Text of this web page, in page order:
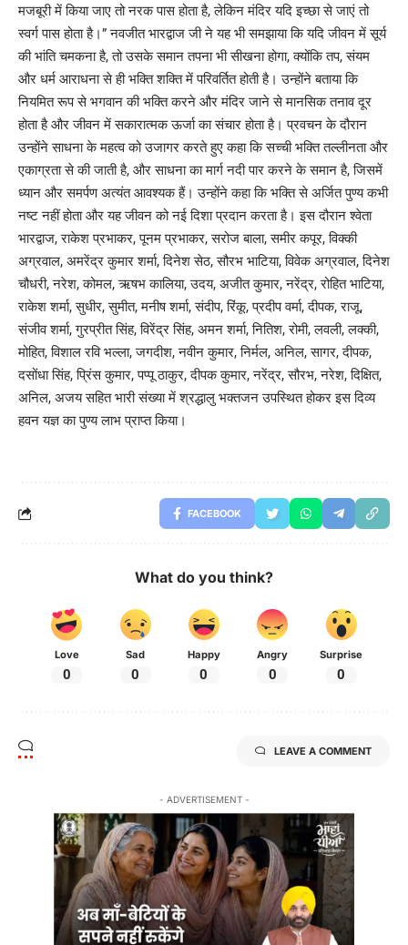
मजबूरी में किया जाए तो नरक पास होता है, लेकिन मंदिर यदि इच्छा से जाएं तो
स्वर्ग पास होता है।” नवजीत भारद्वाज जी ने यह भी समझाया कि यदि जीवन में सूर्य
की भांति चमकना है, तो उसके समान तपना भी सीखना होगा, क्योंकि तप, संयम
और धर्म आराधना से ही भक्ति शक्ति में परिवर्तित होती है। उन्होंने बताया कि
नियमित रूप से भगवान की भक्ति करने और मंदिर जाने से मानसिक तनाव दूर
होता है और जीवन में सकारात्मक ऊर्जा का संचार होता है। प्रवचन के दौरान
उन्होंने साधना के महत्व को उजागर करते हुए कहा कि सच्ची भक्ति तल्लीनता और
एकाग्रता से की जाती है, और साधना का मार्ग नदी पार करने के समान है, जिसमें
ध्यान और समर्पण अत्यंत आवश्यक हैं। उन्होंने कहा कि भक्ति से अर्जित पुण्य कभी
नष्ट नहीं होता और यह जीवन को नई दिशा प्रदान करता है। इस दौरान श्वेता
भारद्वाज, राकेश प्रभाकर, पूनम प्रभाकर, सरोज बाला, समीर कपूर, विक्की
अग्रवाल, अमरेंद्र कुमार शर्मा, दिनेश सेठ, सौरभ भाटिया, विवेक अग्रवाल, दिनेश
चौधरी, नरेश, कोमल, ऋषभ कालिया, उदय, अजीत कुमार, नरेंद्र, रोहित भाटिया,
राकेश शर्मा, सुधीर, सुमीत, मनीष शर्मा, संदीप, रिंकू, प्रदीप वर्मा, दीपक, राजू,
संजीव शर्मा, गुरप्रीत सिंह, विरेंद्र सिंह, अमन शर्मा, नितिश, रोमी, लवली, लक्की,
मोहित, विशाल रवि भल्ला, जगदीश, नवीन कुमार, निर्मल, अनिल, सागर, दीपक,
दसोंधा सिंह, प्रिंस कुमार, पप्पू ठाकुर, दीपक कुमार, नरेंद्र, सौरभ, नरेश, दिक्षित,
अनिल, अजय सहित भारी संख्या में श्रद्धालु भक्तजन उपस्थित होकर इस दिव्य
हवन यज्ञ का पुण्य लाभ प्राप्त किया।
FACEBOOK
What do you think?
Love
0
Sad
0
Happy
0
Angry
0
Surprise
0
LEAVE A COMMENT
- ADVERTISEMENT -